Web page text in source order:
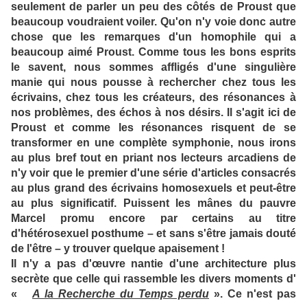
seulement de parler un peu des côtés de Proust que
beaucoup voudraient voiler. Qu'on n'y voie donc autre
chose que les remarques d'un homophile qui a
beaucoup aimé Proust. Comme tous les bons esprits
le savent, nous sommes affligés d'une singulière
manie qui nous pousse à rechercher chez tous les
écrivains, chez tous les créateurs, des résonances à
nos problèmes, des échos à nos désirs. Il s'agit ici de
Proust et comme les résonances risquent de se
transformer en une complète symphonie, nous irons
au plus bref tout en priant nos lecteurs arcadiens de
n'y voir que le premier d'une série d'articles consacrés
au plus grand des écrivains homosexuels et peut-être
au plus significatif. Puissent les mânes du pauvre
Marcel promu encore par certains au titre
d'hétérosexuel posthume – et sans s'être jamais douté
de l'être – y trouver quelque apaisement !
Il n'y a pas d'œuvre nantie d'une architecture plus
secrète que celle qui rassemble les divers moments d'
« A la Recherche du Temps perdu ». Ce n'est pas